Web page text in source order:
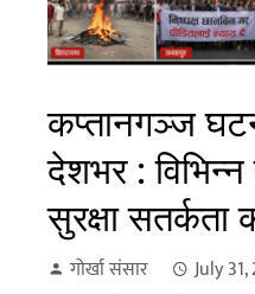
कप्तानगञ्ज
देशभर : विभिन्न
सुरक्षा सतर्कता
गोर्खा संसार July